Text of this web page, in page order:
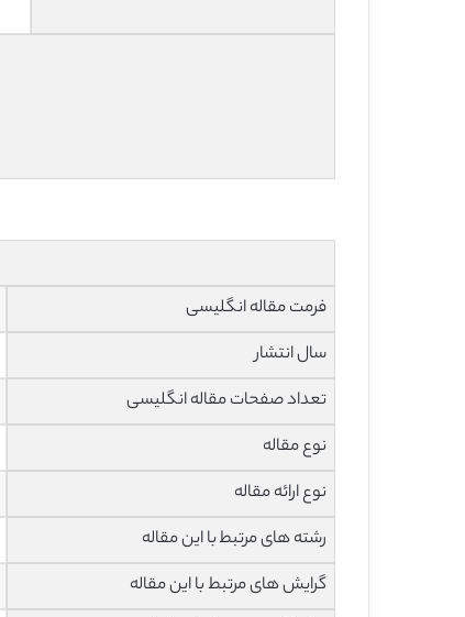
فرمت مقاله انگلیسی
سال انتشار
تعداد صفحات مقاله انگلیسی
نوع مقاله
نوع ارائه مقاله
رشته های مرتبط با این مقاله
گرایش های مرتبط با این مقاله